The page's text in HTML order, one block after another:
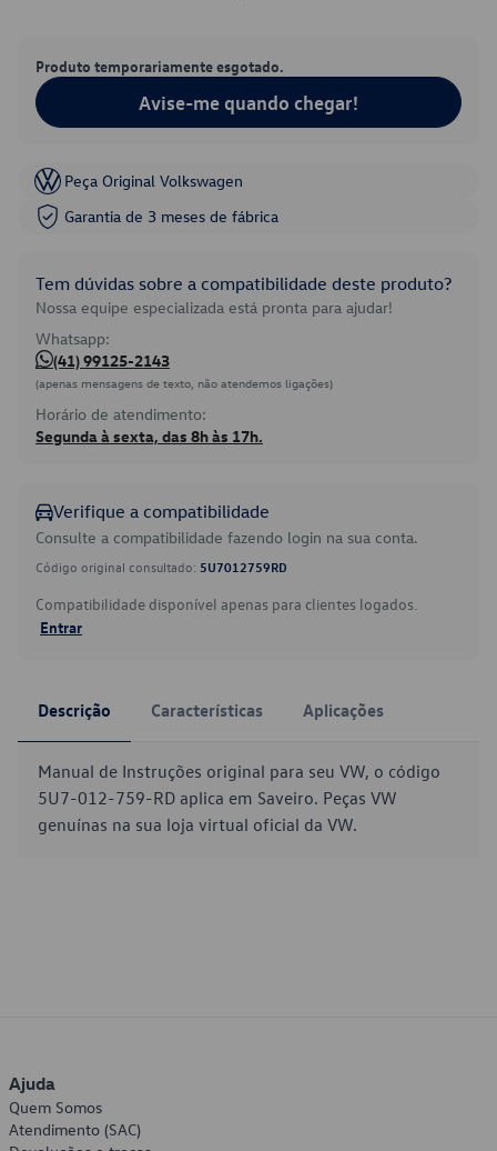
Produto temporariamente esgotado.
Avise-me quando chegar!
Peça Original Volkswagen
Garantia de 3 meses de fábrica
Tem dúvidas sobre a compatibilidade deste produto?
Nossa equipe especializada está pronta para ajudar!
Whatsapp:
(41) 99125-2143
(apenas mensagens de texto, não atendemos ligações)
Horário de atendimento:
Segunda à sexta, das 8h às 17h.
Verifique a compatibilidade
Consulte a compatibilidade fazendo login na sua conta.
Código original consultado: 5U7012759RD
Compatibilidade disponível apenas para clientes logados.
Entrar
Descrição Características Aplicações
Manual de Instruções original para seu VW, o código
5U7-012-759-RD aplica em Saveiro. Peças VW
genuínas na sua loja virtual oficial da VW.
Ajuda
Quem Somos
Atendimento (SAC)